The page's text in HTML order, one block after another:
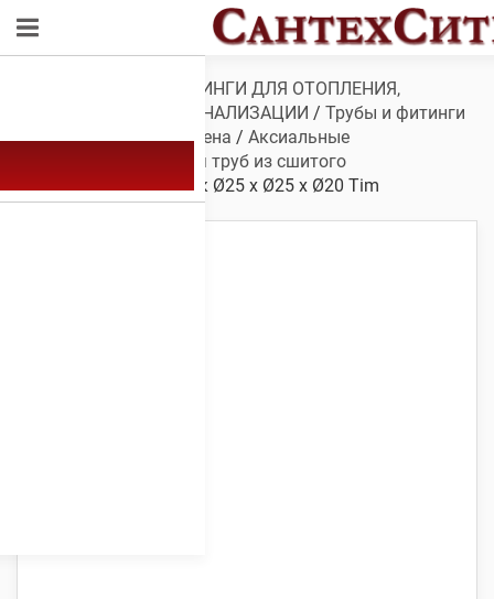
ТРУБЫ И ФИТИНГИ ДЛЯ ОТОПЛЕНИЯ,
ВОДОСНАБЖЕНИЯ, КАНАЛИЗАЦИИ / Трубы и фитинги
для сшитого полиэтилена / Аксиальные
Тройник для труб из сшитого
полиэтилена/ Тройник Ø25 х Ø25 х Ø20 Tim